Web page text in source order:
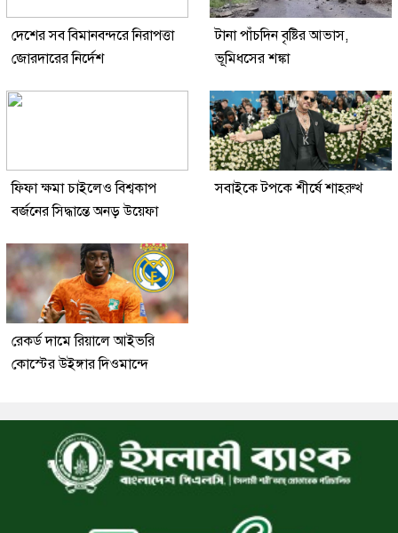
দেশের সব বিমানবন্দরে নিরাপত্তা
জোরদারের নির্দেশ
টানা পাঁচদিন বৃষ্টির আভাস,
ভূমিধসের শঙ্কা
ফিফা ক্ষমা চাইলেও বিশ্বকাপ
বর্জনের সিদ্ধান্তে অনড় উয়েফা
সবাইকে টপকে শীর্ষে শাহরুখ
রেকর্ড দামে রিয়ালে আইভরি
কোস্টের উইঙ্গার দিওমান্দে